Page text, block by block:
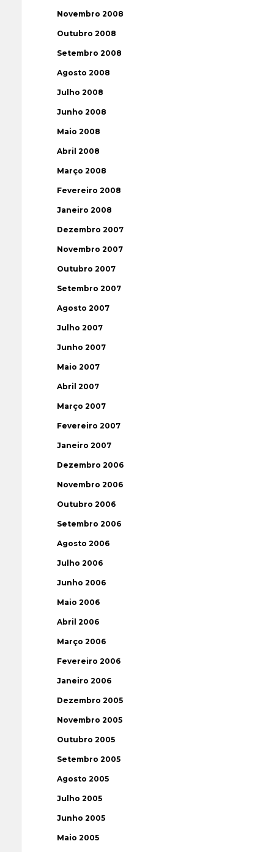
Novembro 2008
Outubro 2008
Setembro 2008
Agosto 2008
Julho 2008
Junho 2008
Maio 2008
Abril 2008
Março 2008
Fevereiro 2008
Janeiro 2008
Dezembro 2007
Novembro 2007
Outubro 2007
Setembro 2007
Agosto 2007
Julho 2007
Junho 2007
Maio 2007
Abril 2007
Março 2007
Fevereiro 2007
Janeiro 2007
Dezembro 2006
Novembro 2006
Outubro 2006
Setembro 2006
Agosto 2006
Julho 2006
Junho 2006
Maio 2006
Abril 2006
Março 2006
Fevereiro 2006
Janeiro 2006
Dezembro 2005
Novembro 2005
Outubro 2005
Setembro 2005
Agosto 2005
Julho 2005
Junho 2005
Maio 2005